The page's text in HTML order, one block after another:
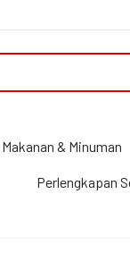
Makanan & Minuman
Perlengkapan